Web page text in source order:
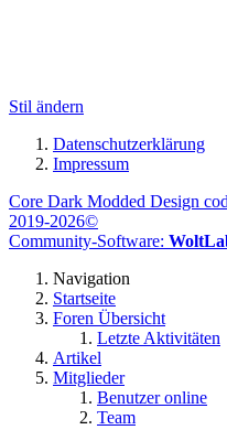
Stil ändern
Datenschutzerklärung
Impressum
Core Dark Modded Design
2019-2026©
Community-Software:
Navigation
Startseite
Foren Übersicht
Letzte Aktivitäten
Artikel
Mitglieder
Benutzer online
Team